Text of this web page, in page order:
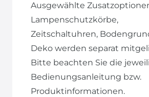
Ausgewählte
Lampenschutzkörbe,
Zeitschaltuhren,
Deko werden separat
Bitte beachten Sie die
Bedienungsanleitung bzw.
Produktinformationen.